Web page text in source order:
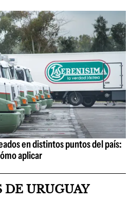
en distintos puntos del país:
aplicar
URUGUAY